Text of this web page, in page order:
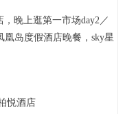
晚上逛第一市场day2／
岛度假酒店晚餐，sky星
悦酒店